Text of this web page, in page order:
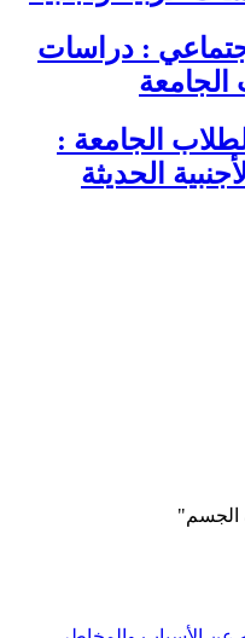
: دراسات
لطلاب الجامعة :
الحديثة
الجسم"